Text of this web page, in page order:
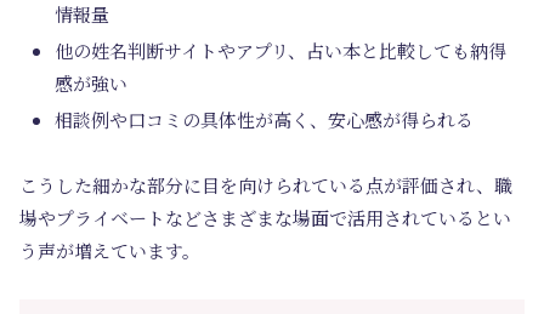
情報量
他の姓名判断サイトやアプリ、占い本と比較しても納得
感が強い
相談例や口コミの具体性が高く、安心感が得られる
こうした細かな部分に目を向けられている点が評価され、職
場やプライベートなどさまざまな場面で活用されている とい
う声が増えています。